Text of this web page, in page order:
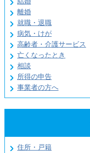
離婚
就職・退職
病気・けが
高齢者・介護サービス
亡くなったとき
相談
所得の申告
事業者の方へ
住所・戸籍